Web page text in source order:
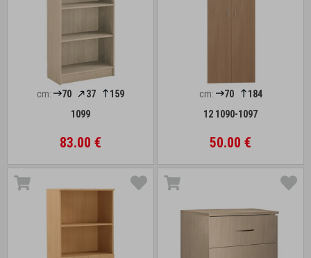
cm: 70 37
159
1099
83.00 €
cm: 70
184
12 1090-1097
50.00 €